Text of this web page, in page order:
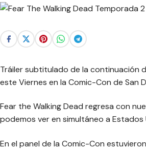
Webisodios
Tráiler subtitulado de la continuación
este Viernes en la Comic-Con de San
Fear the Walking Dead regresa con
podemos ver en simultáneo a Estados
En el panel de la Comic-Con